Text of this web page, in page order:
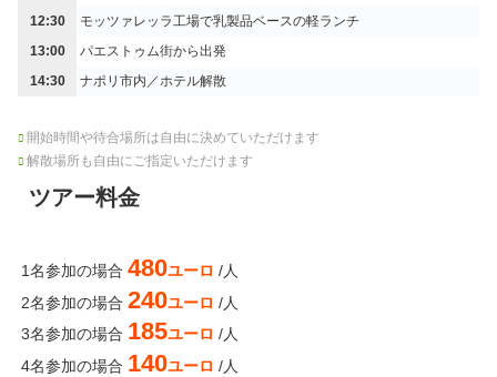
12:30
モッツァレッラ工場で乳製品ベースの軽ランチ
13:00
パエストゥム街から出発
14:30
ナポリ市内／ホテル解散
開始時間や待合場所は自由に決めていただけます
解散場所も自由にご指定いただけます
ツアー料金
1名参加の場合 480ユーロ /人
2名参加の場合 240ユーロ /人
3名参加の場合 185ユーロ /人
4名参加の場合 140ユーロ /人